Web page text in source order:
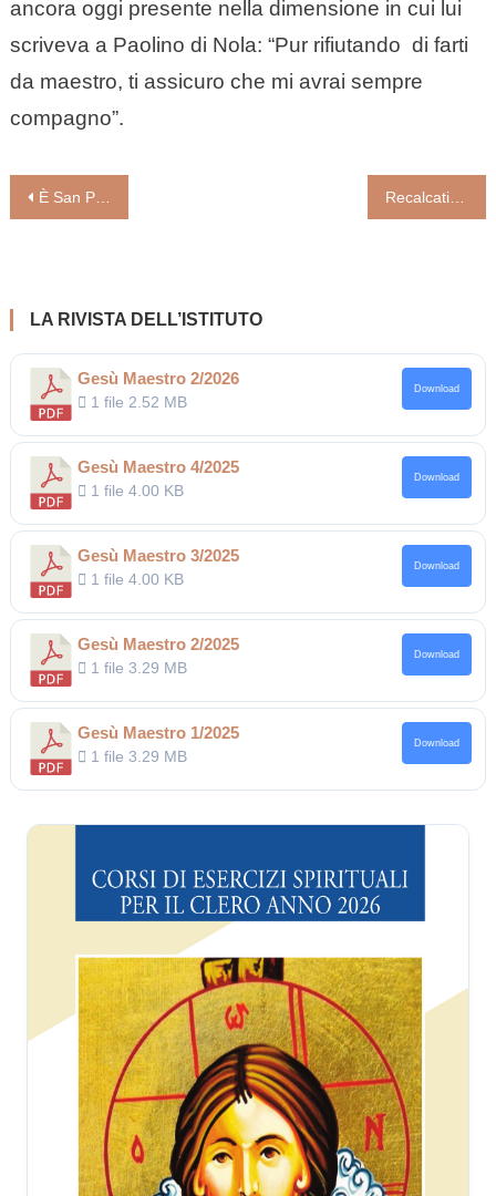
ancora oggi presente nella dimensione in cui lui
scriveva a Paolino di Nola: “Pur rifiutando di farti
da maestro, ti assicuro che mi avrai sempre
compagno”.
Navigazione
È San Paolo al centro del messaggio di Papa Francesco per la GMG di quest’anno Recalcati: respirare l’amore in famiglia insegna l’amore nella vita. Lo psicoanalista e scrittore: “Il Vangelo insegna alla psicoanalisi il valore insostituibile della fede. È la fede che salva, nutre la forza del desiderio senza la quale la vita appassisce”.
LA RIVISTA DELL’ISTITUTO
Gesù Maestro 2/2026
1 file2.52 MB
Download
Gesù Maestro 4/2025
1 file4.00 KB
Download
Gesù Maestro 3/2025
1 file4.00 KB
Download
Gesù Maestro 2/2025
1 file3.29 MB
Download
Gesù Maestro 1/2025
1 file3.29 MB
Download